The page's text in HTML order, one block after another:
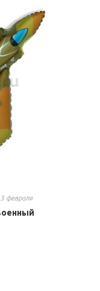
февраля